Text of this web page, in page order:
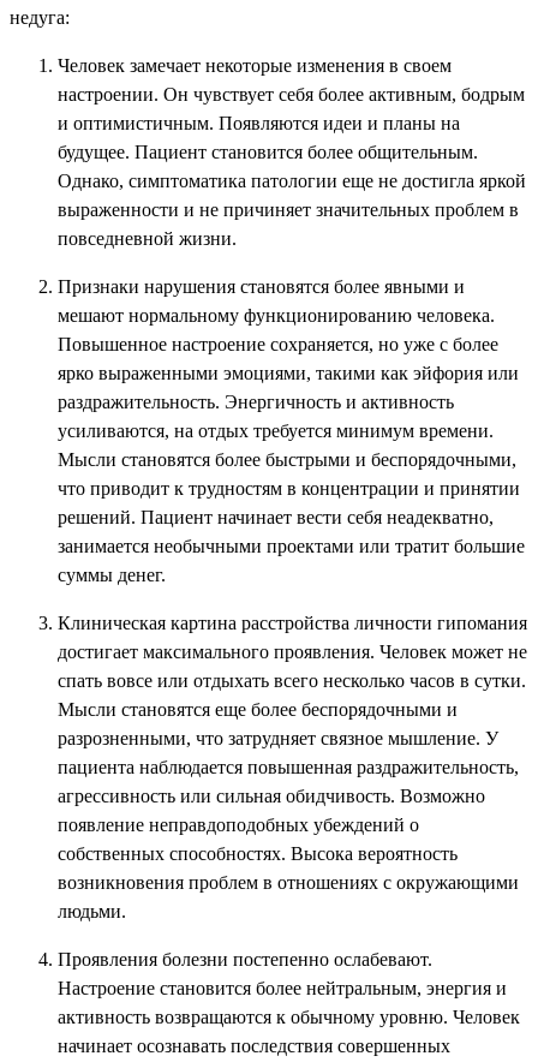
недуга:
Человек замечает некоторые изменения в своем
настроении. Он чувствует себя более активным, бодрым
и оптимистичным. Появляются идеи и планы на
будущее. Пациент становится более общительным.
Однако, симптоматика патологии еще не достигла яркой
выраженности и не причиняет значительных проблем в
повседневной жизни.
Признаки нарушения становятся более явными и
мешают нормальному функционированию человека.
Повышенное настроение сохраняется, но уже с более
ярко выраженными эмоциями, такими как эйфория или
раздражительность. Энергичность и активность
усиливаются, на отдых требуется минимум времени.
Мысли становятся более быстрыми и беспорядочными,
что приводит к трудностям в концентрации и принятии
решений. Пациент начинает вести себя неадекватно,
занимается необычными проектами или тратит большие
суммы денег.
Клиническая картина расстройства личности гипомания
достигает максимального проявления. Человек может не
спать вовсе или отдыхать всего несколько часов в сутки.
Мысли становятся еще более беспорядочными и
разрозненными, что затрудняет связное мышление. У
пациента наблюдается повышенная раздражительность,
агрессивность или сильная обидчивость. Возможно
появление неправдоподобных убеждений о
собственных способностях. Высока вероятность
возникновения проблем в отношениях с окружающими
людьми.
Проявления болезни постепенно ослабевают.
Настроение становится более нейтральным, энергия и
активность возвращаются к обычному уровню. Человек
начинает осознавать последствия совершенных